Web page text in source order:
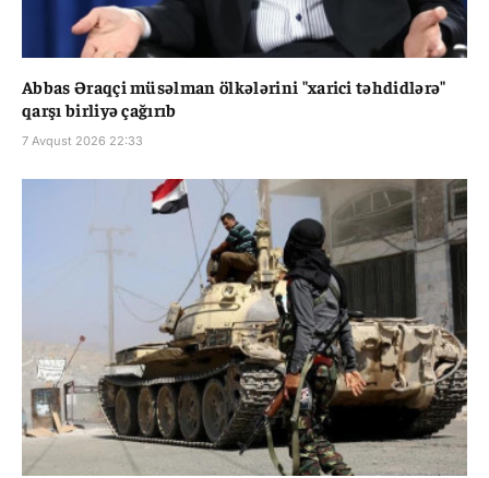
Abbas Əraqçi müsəlman ölkələrini "xarici təhdidlərə"
qarşı birliyə çağırıb
7 Avqust 2026 22:33